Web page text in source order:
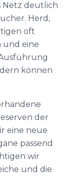
Netz deutlich
Herd,
oft
und eine
können
der
eine neue
passend
wir
und die